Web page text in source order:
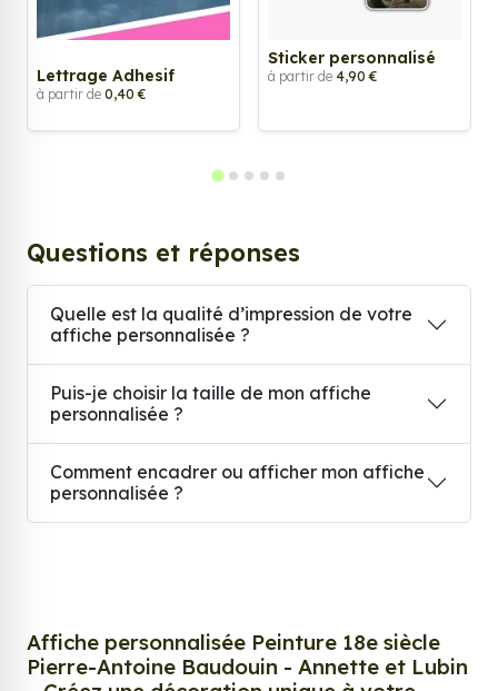
Lettrage Adhesif
à partir de 0,40 €
Sticker personnalisé
à partir de 4,90 €
Questions et réponses
Quelle est la qualité d’impression de votre
affiche personnalisée ?
Puis-je choisir la taille de mon affiche
personnalisée ?
Comment encadrer ou afficher mon affiche
personnalisée ?
Affiche personnalisée Peinture 18e siècle
Pierre-Antoine Baudouin - Annette et Lubin